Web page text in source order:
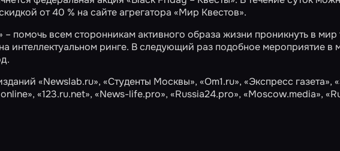
от 40 % на сайте агрегатора «Мир Квестов».
помочь всем сторонникам активного образа жизни проникнуть в мир
интеллектуальном ринге. В следующий раз подобное мероприятие в
«Newslab.ru», «Студенты Москвы», «Om1.ru», «Экспресс газета»,
, «123.ru.net», «News-life.pro», «Russia24.pro», «Moscow.media»,